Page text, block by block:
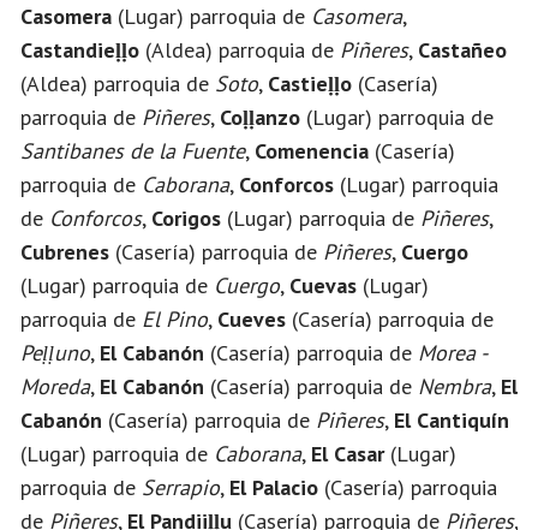
Casomera (Lugar) parroquia de Casomera,
Castandieḷḷo (Aldea) parroquia de Piñeres, Castañeo
(Aldea) parroquia de Soto, Castieḷḷo (Casería)
parroquia de Piñeres, Coḷḷanzo (Lugar) parroquia de
Santibanes de la Fuente, Comenencia (Casería)
parroquia de Caborana, Conforcos (Lugar) parroquia
de Conforcos, Corigos (Lugar) parroquia de Piñeres,
Cubrenes (Casería) parroquia de Piñeres, Cuergo
(Lugar) parroquia de Cuergo, Cuevas (Lugar)
parroquia de El Pino, Cueves (Casería) parroquia de
Peḷḷuno, El Cabanón (Casería) parroquia de Morea -
Moreda, El Cabanón (Casería) parroquia de Nembra, El
Cabanón (Casería) parroquia de Piñeres, El Cantiquín
(Lugar) parroquia de Caborana, El Casar(Lugar)
parroquia de Serrapio, El Palacio (Casería) parroquia
de Piñeres, El Pandiiḷḷu (Casería) parroquia de Piñeres,